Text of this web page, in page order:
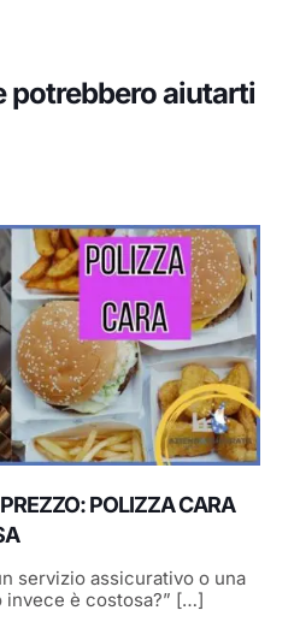
potrebbero aiutarti
POLIZZA CARA
servizio assicurativo o una
invece è costosa?” […]